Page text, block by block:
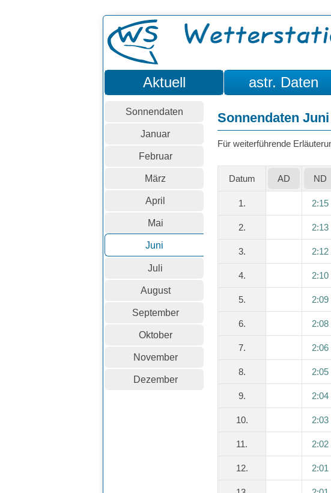
Aktuell astr. Daten
Sonnendaten
Januar
Februar
März
April
Mai
Juni
Juli
August
September
Oktober
November
Dezember
Sonnendaten Juni
Für weiterführende
Datum AD ND
1. 2:15
2. 2:13
3. 2:12
4. 2:10
5. 2:09
6. 2:08
7. 2:06
8. 2:05
9. 2:04
10. 2:03
11. 2:02
12. 2:01